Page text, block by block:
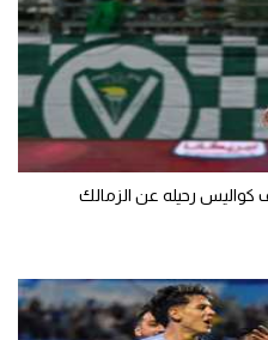
رحيله عن الزمالك